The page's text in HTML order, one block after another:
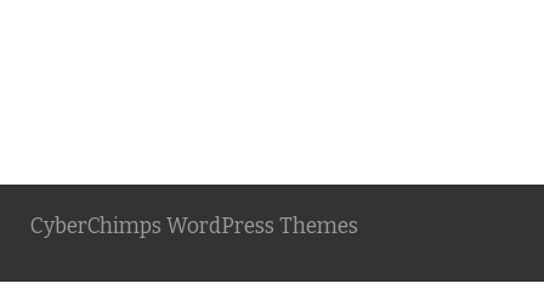
CyberChimps WordPress Themes